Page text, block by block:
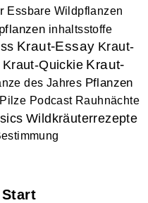
Essbare Wildpflanzen
inhaltsstoffe
Kraut-Essay Kraut-
Kraut-Quickie Kraut-
des Jahres Pflanzen
Pilze Podcast Rauhnächte
Wildkräuterrezepte